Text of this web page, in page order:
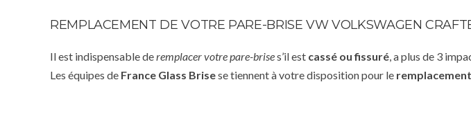
REMPLACEMENT DE VOTRE PARE-BRISE VW VOLKSWAGEN
Il est indispensable deremplacer votre pare-brises’il est cassé ou fissuré, a plus de 3
Les équipes de France Glass Brisese tiennent à votre disposition pour le